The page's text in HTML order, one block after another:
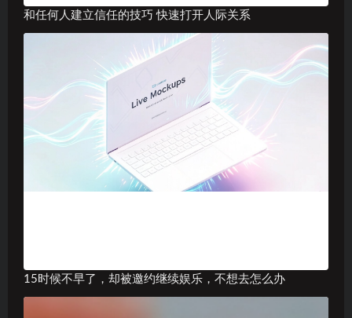
和任何人建立信任的技巧 快速打开人际关系
15时候不早了，却被邀约继续娱乐，不想去怎么办